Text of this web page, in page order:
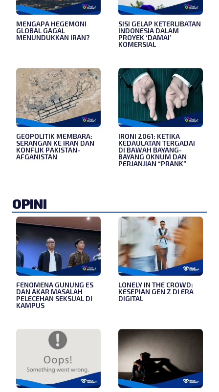
MENGAPA HEGEMONI
GLOBAL GAGAL
MENUNDUKKAN IRAN?
SISI GELAP KETERLIBATAN
INDONESIA DALAM
PROYEK ‘DAMAI’
KOMERSIAL
GEOPOLITIK MEMBARA:
SERANGAN KE IRAN DAN
KONFLIK PAKISTAN-
AFGANISTAN
IRONI 2061: KETIKA
KEDAULATAN TERGADAI
DI BAWAH BAYANG-
BAYANG OKNUM DAN
PERJANJIAN “PRANK”
OPINI
FENOMENA GUNUNG ES
DAN AKAR MASALAH
PELECEHAN SEKSUAL DI
KAMPUS
LONELY IN THE CROWD:
KESEPIAN GEN Z DI ERA
DIGITAL